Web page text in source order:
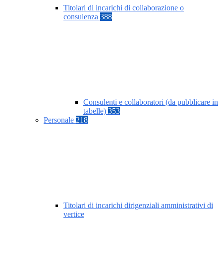
Titolari di incarichi di collaborazione o
consulenza 388
Consulenti e collaboratori (da pubblicare in
tabelle) 353
Personale 218
Titolari di incarichi dirigenziali amministrativi di
vertice